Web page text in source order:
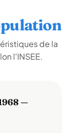
de la
l'INSEE.
—